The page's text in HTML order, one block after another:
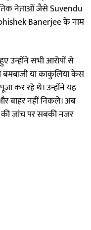
नेताओं जैसे Suvendu
Banerjee के नाम
उन्होंने सभी आरोपों से
बमबाजी या काकुलिया केस
कर रहे थे। उन्होंने यह
बाहर नहीं निकले। अब
जांच पर सबकी नजर